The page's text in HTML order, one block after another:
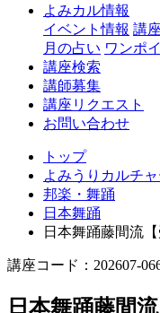
よみカル情報
イベント情報 講
月の占い ワンポ
講座検索
講師募集
講座リクエスト
お問い合わせ
トップ
よみうりカルチ
邦楽・舞踊
日本舞踊
日本舞踊藤間流【
講座コード：202607-
日本舞踊藤間